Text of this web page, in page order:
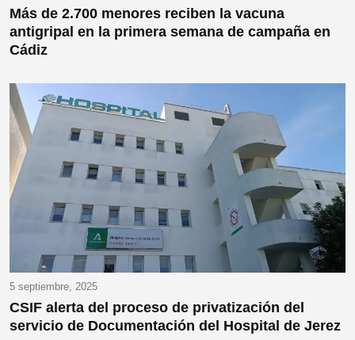
Más de 2.700 menores reciben la vacuna
antigripal en la primera semana de campaña en
Cádiz
5 septiembre, 2025
CSIF alerta del proceso de privatización del
servicio de Documentación del Hospital de Jerez